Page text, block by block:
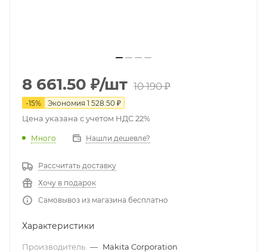
8 661.50 ₽/шт 10 190₽
-15% Экономия 1 528.50 ₽
Цена указана с учетом НДС 22%
Много Нашли дешевле?
Рассчитать доставку
Хочу в подарок
Самовывоз из магазина бесплатно
Характеристики
Производитель — Makita Corporation